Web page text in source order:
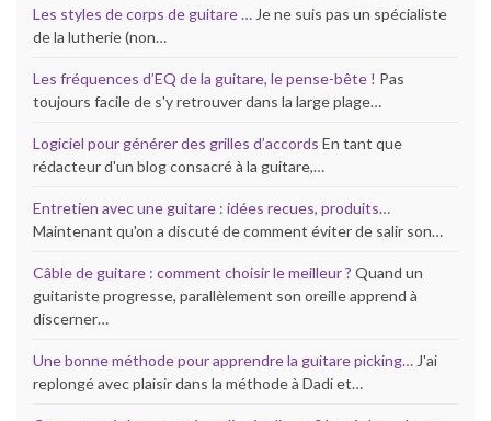
Les styles de corps de guitare … Je ne suis pas un spécialiste
de la lutherie (non…
Les fréquences d’EQ de la guitare, le pense-bête ! Pas
toujours facile de s'y retrouver dans la large plage…
Logiciel pour générer des grilles d’accords En tant que
rédacteur d'un blog consacré à la guitare,…
Entretien avec une guitare : idées recues, produits…
Maintenant qu'on a discuté de comment éviter de salir son…
Câble de guitare : comment choisir le meilleur ? Quand un
guitariste progresse, parallèlement son oreille apprend à
discerner…
Une bonne méthode pour apprendre la guitare picking… J'ai
replongé avec plaisir dans la méthode à Dadi et…